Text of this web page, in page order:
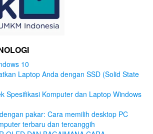
10
Laptop Anda dengan SSD (Solid State
Spesifikasi Komputer dan Laptop Windows
pakar: Cara memilih desktop PC
terbaru dan tercanggih